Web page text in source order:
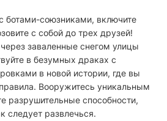
ботами-союзниками, включите
с собой до трех друзей!
заваленные снегом улицы
в безумных драках с
в новой истории, где вы
Вооружитесь уникальным
разрушительные способности,
следует развлечься.